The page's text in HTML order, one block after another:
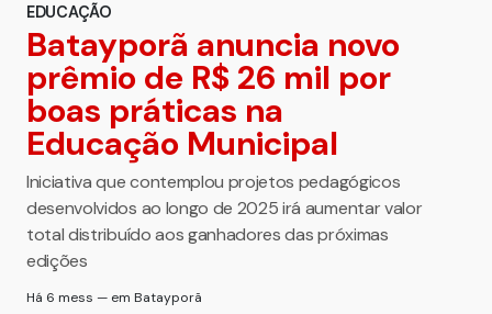
EDUCAÇÃO
Batayporã anuncia novo
prêmio de R$ 26 mil por
boas práticas na
Educação Municipal
Iniciativa que contemplou projetos pedagógicos
desenvolvidos ao longo de 2025 irá aumentar valor
total distribuído aos ganhadores das próximas
edições
Há 6 mess — em Batayporã